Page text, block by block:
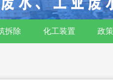
拆除 化工装置 政